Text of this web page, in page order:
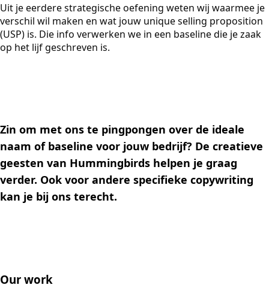
Uit je eerdere strategische oefening weten wij waarmee je
verschil wil maken en wat jouw unique selling proposition
(USP) is. Die info verwerken we in een baseline die je zaak
op het lijf geschreven is.
Zin om met ons te pingpongen over de ideale
naam of baseline voor jouw bedrijf? De creatieve
geesten van Hummingbirds helpen je graag
verder. Ook voor andere specifieke copywriting
kan je bij ons terecht.
Our work